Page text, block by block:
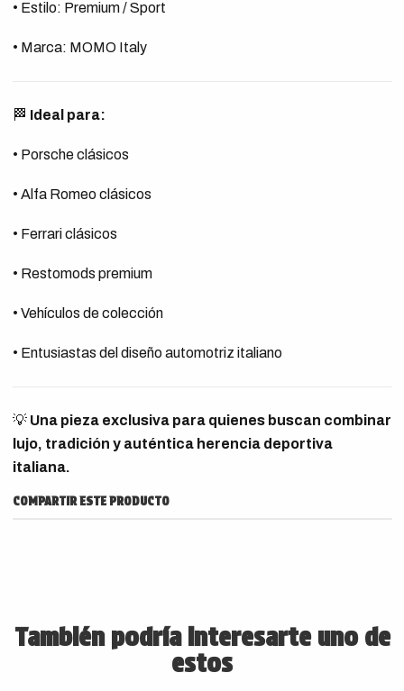
• Estilo: Premium / Sport
• Marca: MOMO Italy
🏁 Ideal para:
• Porsche clásicos
• Alfa Romeo clásicos
• Ferrari clásicos
• Restomods premium
• Vehículos de colección
• Entusiastas del diseño automotriz italiano
💡 Una pieza exclusiva para quienes buscan combinar
lujo, tradición y auténtica herencia deportiva
italiana.
COMPARTIR ESTE PRODUCTO
También podría interesarte uno de
estos